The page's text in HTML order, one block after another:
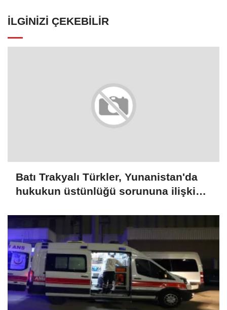
İLGINIZI ÇEKEBILIR
Batı Trakyalı Türkler, Yunanistan'da
hukukun üstünlüğü sorununa ilişkin